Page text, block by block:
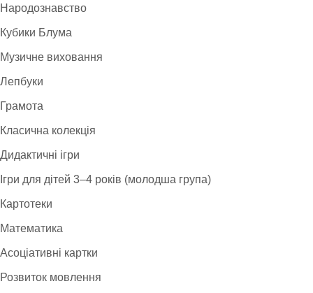
Народознавство
Кубики Блума
Музичне виховання
Лепбуки
Грамота
Класична колекція
Дидактичні ігри
Ігри для дітей 3–4 років (молодша група)
Картотеки
Математика
Асоціативні картки
Розвиток мовлення